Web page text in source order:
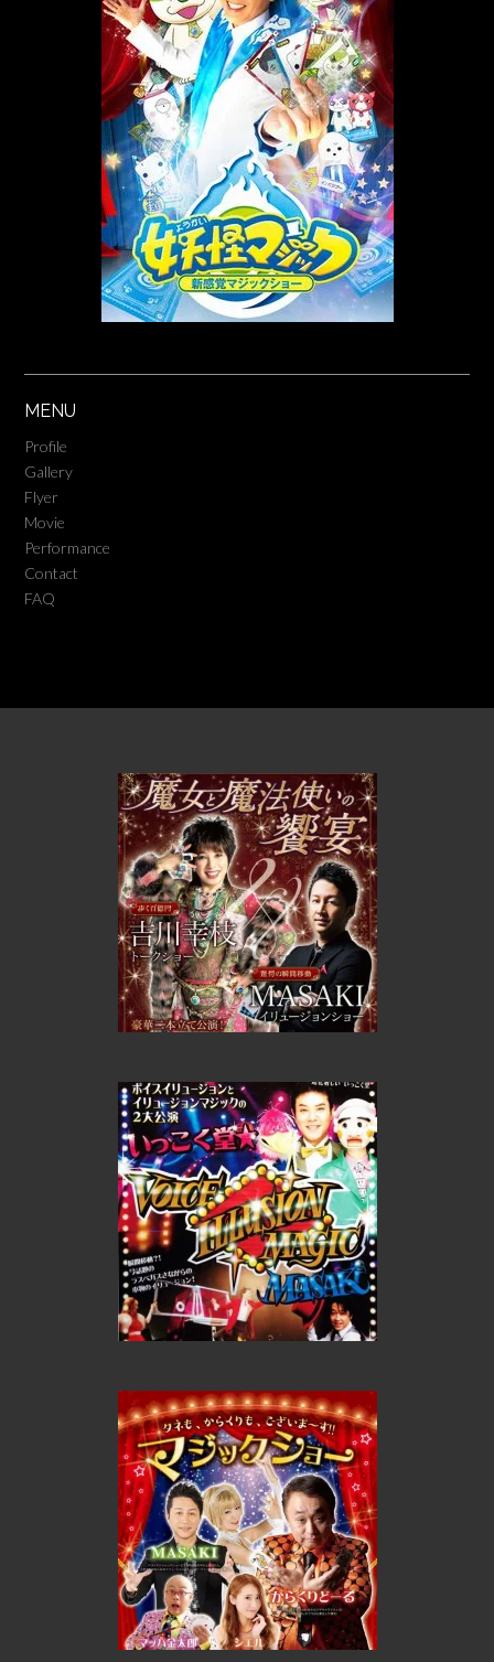
MENU
Profile
Gallery
Flyer
Movie
Performance
Contact
FAQ